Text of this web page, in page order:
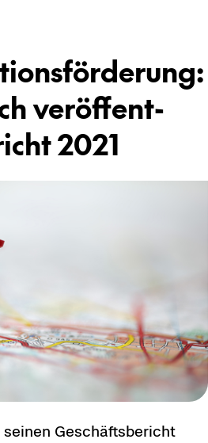
ver­öf­fent­
2021
Ge­schäfts­be­richt